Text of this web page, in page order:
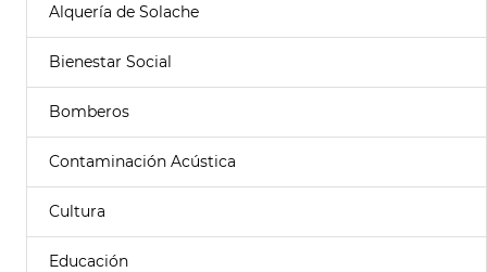
Alquería de Solache
Bienestar Social
Bomberos
Contaminación Acústica
Cultura
Educación